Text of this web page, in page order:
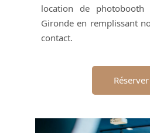
location de photobooth
Gironde en remplissant
contact.
Réserver